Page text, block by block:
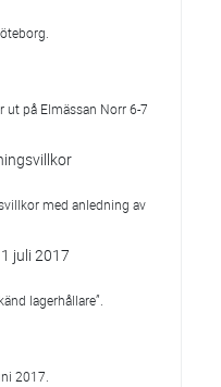
ut på Elmässan Norr 6-7
med anledning av
juli 2017
lagerhållare”.
2017.